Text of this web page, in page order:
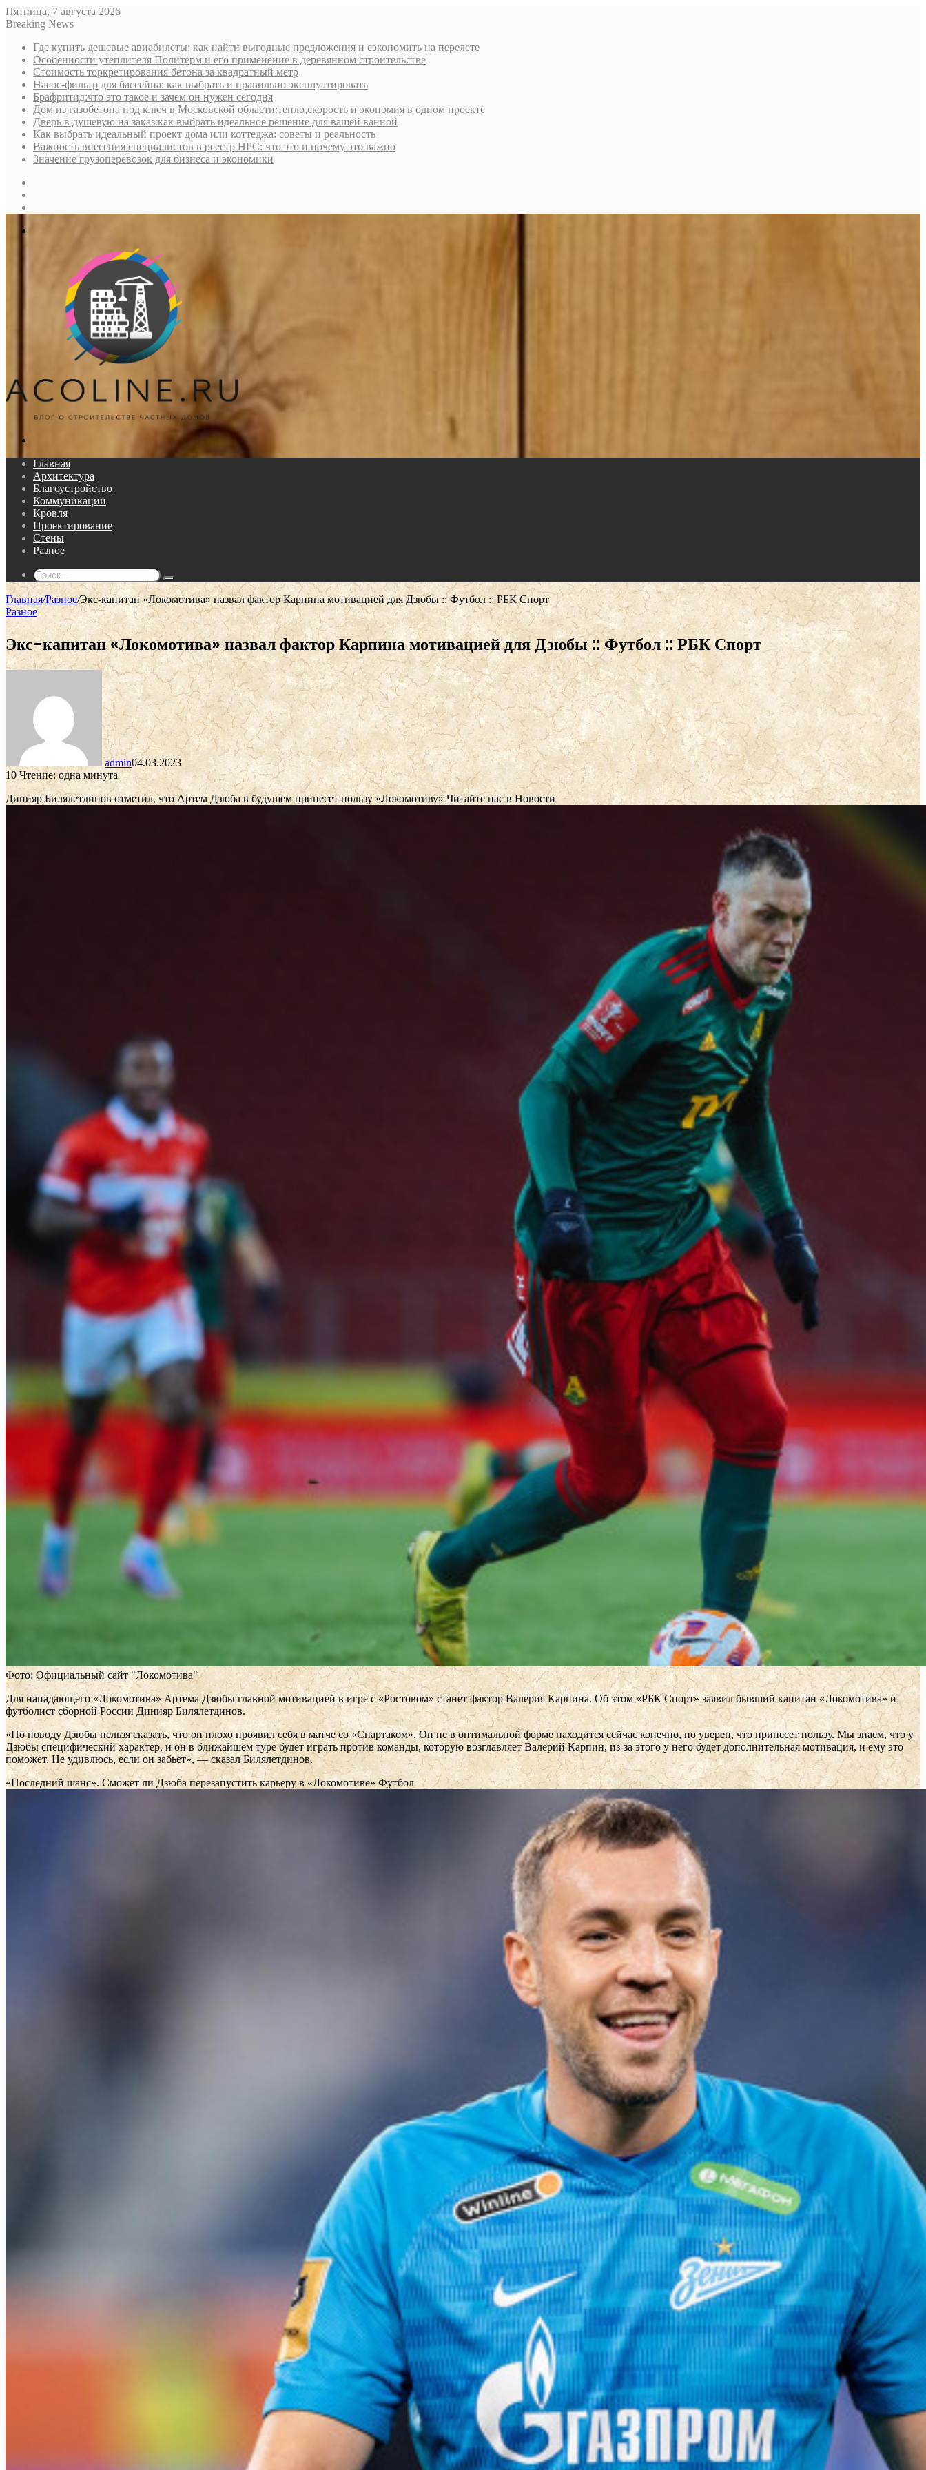
Пятница, 7 августа 2026
Breaking News
Где купить дешевые авиабилеты: как найти выгодные предложения и сэкономить на перелете
Особенности утеплителя Политерм и его применение в деревянном строительстве
Стоимость торкретирования бетона за квадратный метр
Насос-фильтр для бассейна: как выбрать и правильно эксплуатировать
Брафритид:что это такое и зачем он нужен сегодня
Дом из газобетона под ключ в Московской области:тепло,скорость и экономия в одном проекте
Дверь в душевую на заказ:как выбрать идеальное решение для вашей ванной
Как выбрать идеальный проект дома или коттеджа: советы и реальность
Важность внесения специалистов в реестр НРС: что это и почему это важно
Значение грузоперевозок для бизнеса и экономики
Главная
Архитектура
Благоустройство
Коммуникации
Кровля
Проектирование
Стены
Разное
Поиск...
Главная/Разное/Экс-капитан «Локомотива» назвал фактор Карпина мотивацией для Дзюбы :: Футбол :: РБК Спорт
Разное
Экс-капитан «Локомотива» назвал фактор Карпина мотивацией для Дзюбы :: Футбол :: РБК Спорт
admin04.03.2023
10Чтение: одна минута
Динияр Билялетдинов отметил, что Артем Дзюба в будущем принесет пользу «Локомотиву» Читайте нас в Новости
Фото: Официальный сайт "Локомотива"
Для нападающего «Локомотива» Артема Дзюбы главной мотивацией в игре с «Ростовом» станет фактор Валерия Карпина. Об этом «РБК Спорт» заявил бывший капитан «Локомотива» и
футболист сборной России Динияр Билялетдинов.
«По поводу Дзюбы нельзя сказать, что он плохо проявил себя в матче со «Спартаком». Он не в оптимальной форме находится сейчас конечно, но уверен, что принесет пользу. Мы знаем, что у
Дзюбы специфический характер, и он в ближайшем туре будет играть против команды, которую возглавляет Валерий Карпин, из-за этого у него будет дополнительная мотивация, и ему это
поможет. Не удивлюсь, если он забьет», — сказал Билялетдинов.
«Последний шанс». Сможет ли Дзюба перезапустить карьеру в «Локомотиве» Футбол